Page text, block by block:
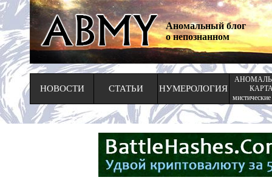
Аномальный блог
о непознанном
НОВОСТИ СТАТЬИ НУМЕРОЛОГИЯ